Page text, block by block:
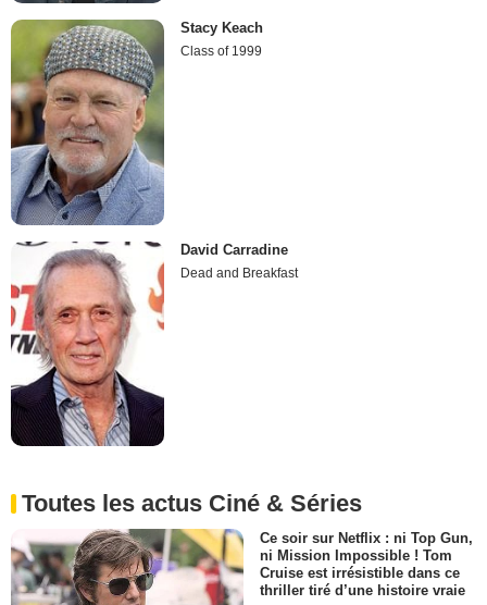
Stacy Keach
Class of 1999
David Carradine
Dead and Breakfast
Toutes les actus Ciné & Séries
Ce soir sur Netflix : ni Top Gun,
ni Mission Impossible ! Tom
Cruise est irrésistible dans ce
thriller tiré d’une histoire vraie